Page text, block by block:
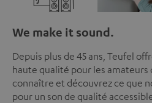
We make it sound.
Depuis plus de 45 ans, Teufel
haute qualité pour les amateurs
connaître et découvrez ce que
pour un son de qualité